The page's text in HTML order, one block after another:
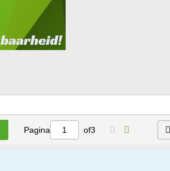
Pagina of3